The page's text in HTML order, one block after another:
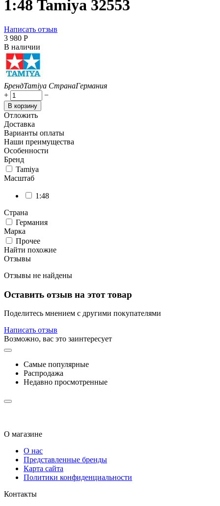
1:48 Tamiya 32553
Написать отзыв
3 980 Р
В наличии
БрендTamiya СтранаГермания
+
−
В корзину
Отложить
Доставка
Варианты оплаты
Наши преимущества
Особенности
Бренд
Tamiya
Масштаб
1:48
Страна
Германия
Марка
Прочее
Найти похожие
Отзывы
Отзывы не найдены
Оставить отзыв на этот товар
Поделитесь мнением с другими покупателями
Написать отзыв
Возможно, вас это заинтересует
Самые популярные
Распродажа
Недавно просмотренные
О магазине
О нас
Представленные бренды
Карта сайта
Политики конфиденциальности
Контакты